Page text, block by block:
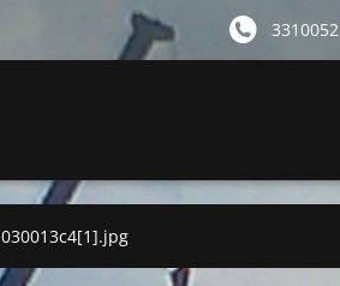
030013c4[1].jpg